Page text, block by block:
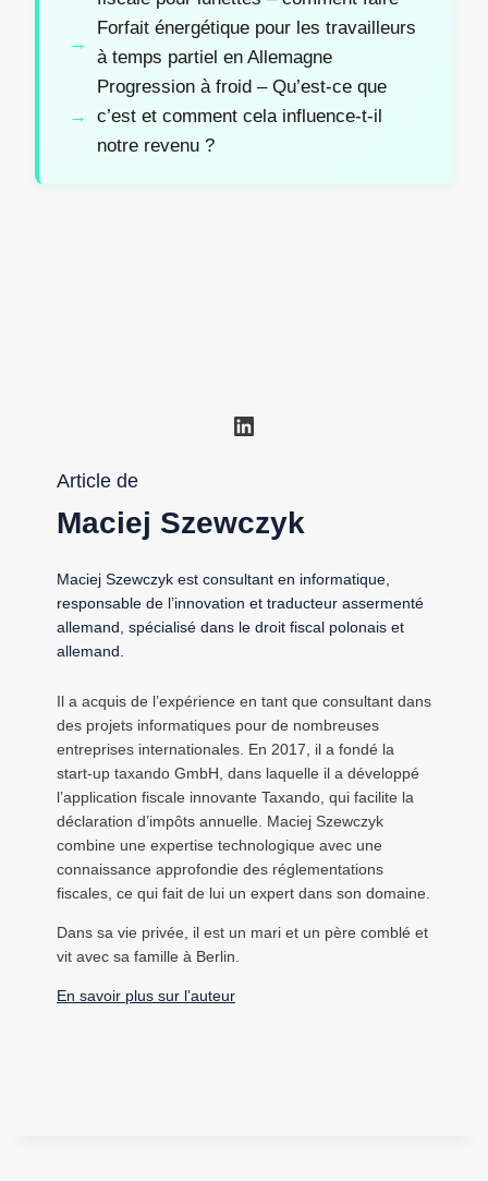
Forfait énergétique pour les travailleurs
à temps partiel en Allemagne
Progression à froid – Qu’est-ce que
c’est et comment cela influence-t-il
notre revenu ?
LinkedIn
Article de
Maciej Szewczyk
Maciej Szewczyk est consultant en informatique,
responsable de l’innovation et traducteur assermenté
allemand, spécialisé dans le droit fiscal polonais et
allemand.
Il a acquis de l’expérience en tant que consultant dans
des projets informatiques pour de nombreuses
entreprises internationales. En 2017, il a fondé la
start-up taxando GmbH, dans laquelle il a développé
l’application fiscale innovante Taxando, qui facilite la
déclaration d’impôts annuelle. Maciej Szewczyk
combine une expertise technologique avec une
connaissance approfondie des réglementations
fiscales, ce qui fait de lui un expert dans son domaine.
Dans sa vie privée, il est un mari et un père comblé et
vit avec sa famille à Berlin.
En savoir plus sur l’auteur